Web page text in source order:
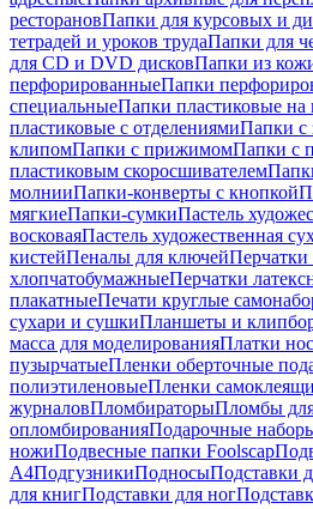
ресторановПапки для курсовых и
тетрадей и уроков трудаПапки для
для CD и DVD дисковПапки из
перфорированныеПапки
специальныеПапки пластиковые на
пластиковые с отделениямиПапки с
клипомПапки с прижимомПапки с
пластиковым скоросшивателем
молнииПапки-конверты с кнопкой
мягкиеПапки-сумкиПастель
восковаяПастель художественная
кистейПеналы для ключей
хлопчатобумажныеПерчатки
плакатныеПечати круглые
сухари и сушкиПланшеты и
масса для моделированияПлатки
пузырчатыеПленки оберточные
полиэтиленовыеПленки
журналовПломбираторыПломбы
опломбированияПодарочные
ножиПодвесные папки Foolscap
А4ПодгузникиПодносыПодставки
для книгПодставки для ног